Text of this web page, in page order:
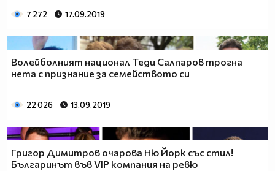
7 272 17.09.2019
Волейболният национал Теди Салпаров трогна
нета с признание за семейството си
22 026 13.09.2019
Григор Димитров очарова Ню Йорк със стил!
Българинът във VIP компания на ревю